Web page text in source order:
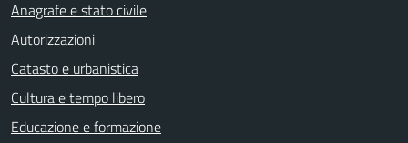
Anagrafe e stato civile
Autorizzazioni
Catasto e urbanistica
Cultura e tempo libero
Educazione e formazione